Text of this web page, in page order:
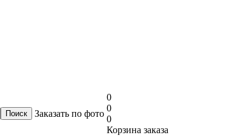
Заказать по фото
0
0
0
Корзина заказа